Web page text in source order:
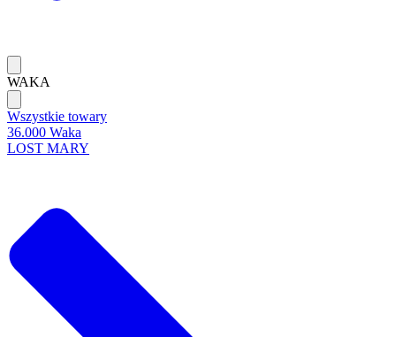
WAKA
Wszystkie towary
36.000 Waka
LOST MARY